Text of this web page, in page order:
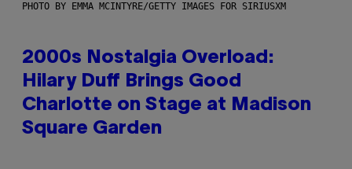
PHOTO BY EMMA MCINTYRE/GETTY IMAGES FOR SIRIUSXM
2000s Nostalgia Overload:
Hilary Duff Brings Good
Charlotte on Stage at Madison
Square Garden